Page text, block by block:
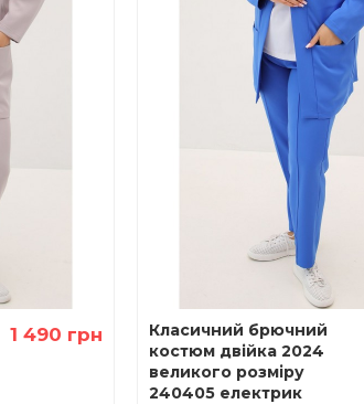
1 490 грн
Класичний брючний
костюм двiйка 2024
великого розміру
240405 електрик